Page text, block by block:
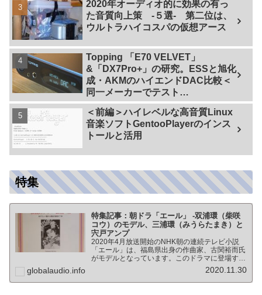
2020年オーディオ的に効果の有っ
た音質向上策 -５選- 第二位は、
ウルトラハイコスパの仮想アース
Topping 「E70 VELVET」
&「DX7Pro+」の研究。ESSと旭化
成・AKMのハイエンドDAC比較＜
同一メーカーでテスト
【ES9038PRO Vs AK4499EX】＞
＜前編＞ハイレベルな高音質Linux
音楽ソフトGentooPlayerのインス
トールと活用
特集
特集記事：朝ドラ「エール」 -双浦環（柴咲
コウ）のモデル、三浦環（みうらたまき）と
宍戸アンプ
2020年4月放送開始のNHK朝の連続テレビ小説
「エール」は、福島県出身の作曲家、古関裕而氏
がモデルとなっています。このドラマに登場する
戦前の声楽家、三浦環さんと、本サイトにも登場
する宍戸公一氏のアンプ（著書「送信管によるシ
ングルアンプ製作…
globalaudio.info 2020.11.30